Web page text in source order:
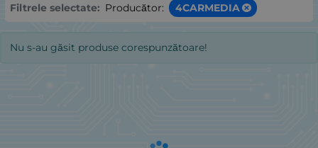
Filtrele selectate: Producător: 4CARMEDIA
Nu s-au găsit produse corespunzătoare!